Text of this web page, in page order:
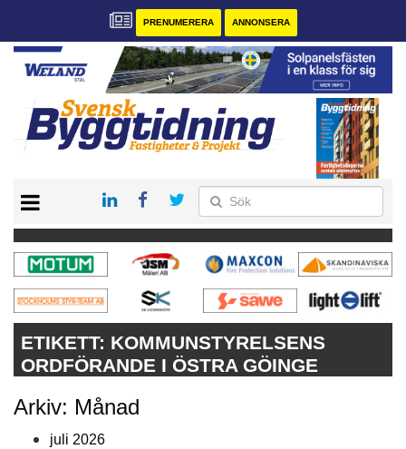
PRENUMERERA ANNONSERA
PRENUMERERA
VÅRA ANDRA MAGASIN
ANNONSERA
KONTAKT
ETIKETT: KOMMUNSTYRELSENS
ORDFÖRANDE I ÖSTRA GÖINGE
Arkiv: Månad
juli 2026